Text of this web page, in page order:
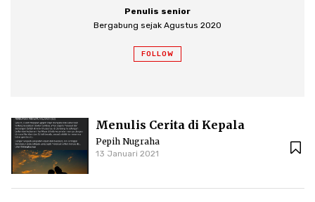
Penulis senior
Bergabung sejak Agustus 2020
FOLLOW
Menulis Cerita di Kepala
Pepih Nugraha
13 Januari 2021